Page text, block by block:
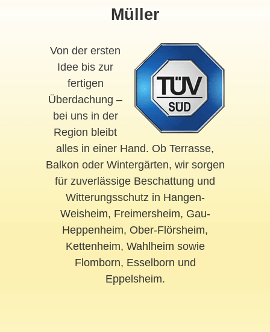
Müller
Von der ersten
Idee bis zur
fertigen
Überdachung –
bei uns in der
Region bleibt
alles in einer Hand. Ob Terrasse,
Balkon oder Wintergärten, wir sorgen
für zuverlässige Beschattung und
Witterungsschutz in Hangen-
Weisheim, Freimersheim, Gau-
Heppenheim, Ober-Flörsheim,
Kettenheim, Wahlheim sowie
Flomborn, Esselborn und
Eppelsheim.